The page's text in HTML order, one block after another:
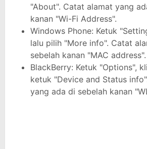
"About". Catat alamat yang
kanan "Wi-Fi Address".
Windows Phone: Ketuk
lalu pilih "More info". Catat
sebelah kanan "MAC address".
BlackBerry: Ketuk "Options",
ketuk "Device and Status
yang ada di sebelah kanan